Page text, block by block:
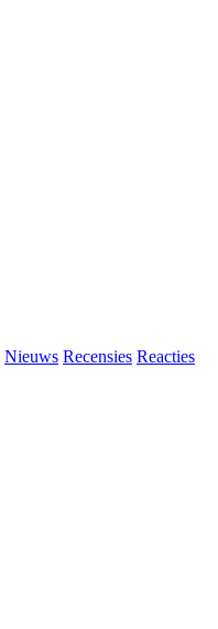
Nieuws Recensies Reacties